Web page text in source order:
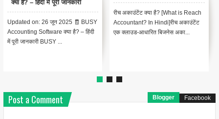
क्या है?
ज़ीरो अकाउंटिंग सॉफ्टवेयर क्या है? [What
is Xero Accounting Software? In
Hindi]ज़ीरो एक क्लाउड-आधार...
क्या है ?
व्यापार अकाउंटिंग सॉफ्टवेयर क्या है?
[What is Vyapar Accounting
Post a Comment Blogger Facebook